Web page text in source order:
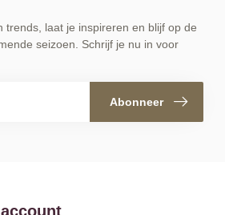
laat je inspireren en blijf op de
seizoen. Schrijf je nu in voor
Abonneer